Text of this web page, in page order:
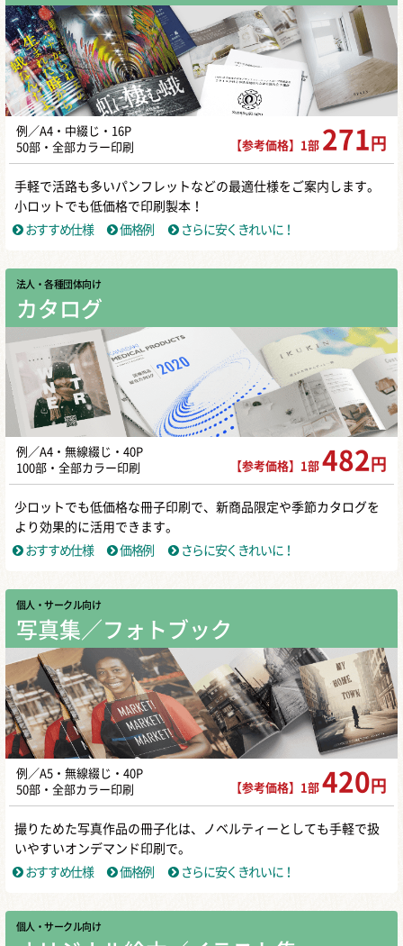
例／A4・中綴じ・16P
50部・全部カラー印刷
【参考価格】1部 271 円
手軽で活路も多いパンフレットなどの最適仕様をご案内します。
小ロットでも低価格で印刷製本！
おすすめ仕様
価格例 さらに安くきれいに！
法人・各種団体向け
カタログ
例／A4・無線綴じ・40P
100部・全部カラー印刷
【参考価格】1部 482 円
少ロットでも低価格な冊子印刷で、新商品限定や季節カタログを
より効果的に活用できます。
おすすめ仕様
価格例 さらに安くきれいに！
個人・サークル向け
写真集／フォトブック
例／A5・無線綴じ・40P
50部・全部カラー印刷
【参考価格】1部 420 円
撮りためた写真作品の冊子化は、ノベルティーとしても手軽で扱
いやすいオンデマンド印刷で。
おすすめ仕様
価格例 さらに安くきれいに！
個人・サークル向け